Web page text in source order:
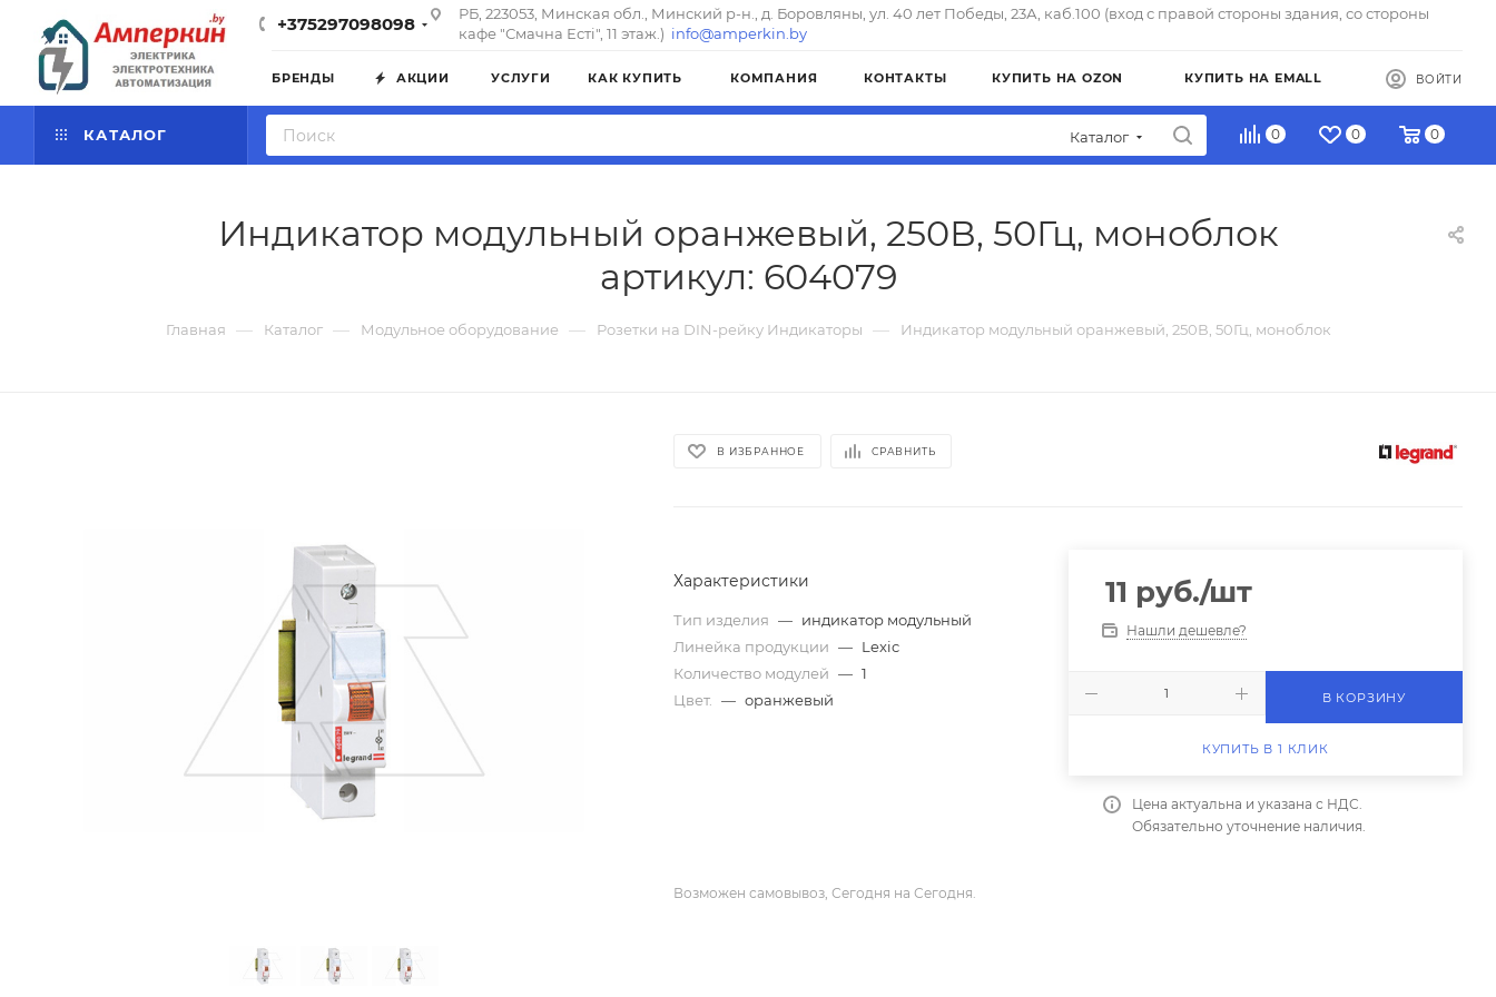
+375297098098
РБ, 223053, Минская обл., Минский р-н., д. Боровляны, ул. 40 лет Победы, 23А, каб.100 (вход с правой стороны здания, со стороны
кафе "Смачна Естi", 11 этаж.) info@amperkin.by
БРЕНДЫ АКЦИИ УСЛУГИ КАК КУПИТЬ КОМПАНИЯ КОНТАКТЫ КУПИТЬ НА OZON КУПИТЬ НА EMALL ВОЙТИ
КАТАЛОГ Каталог 0 0 0
Индикатор модульный оранжевый, 250В, 50Гц, моноблок
артикул: 604079
Главная — Каталог — Модульное оборудование — Розетки на DIN-рейку Индикаторы — Индикатор модульный оранжевый, 250В, 50Гц, моноблок
В ИЗБРАННОЕ СРАВНИТЬ
Характеристики
Тип изделия — индикатор модульный
Линейка продукции — Lexic
Количество модулей — 1
Цвет.
— оранжевый
11 руб./шт
Нашли дешевле?
В КОРЗИНУ
КУПИТЬ В 1 КЛИК
Цена актуальна и указана с НДС.
Обязательно уточнение наличия.
Возможен самовывоз, Сегодня на Сегодня.